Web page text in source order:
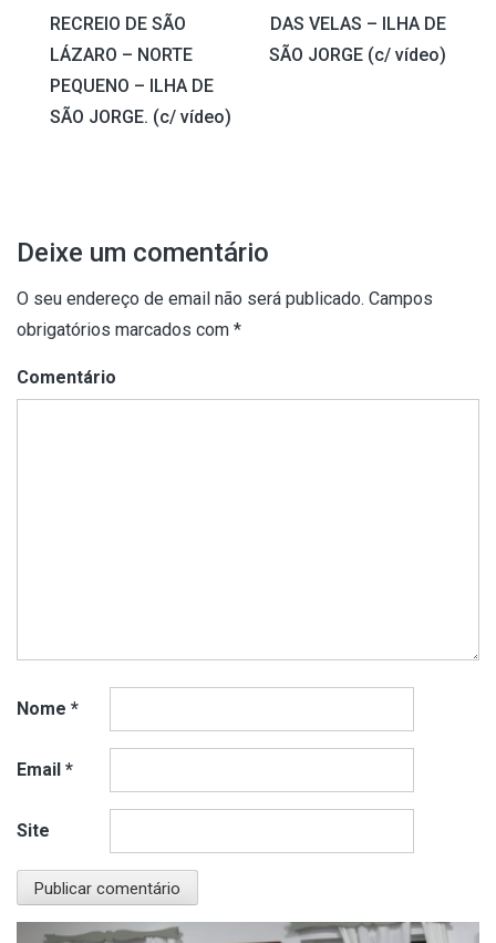
de
artigos
RECREIO DE SÃO
LÁZARO – NORTE
PEQUENO – ILHA DE
SÃO JORGE. (c/ vídeo)
DAS VELAS – ILHA DE
SÃO JORGE (c/ vídeo)
Deixe um comentário
O seu endereço de email não será publicado. Campos
obrigatórios marcados com *
Comentário
Nome *
Email *
Site